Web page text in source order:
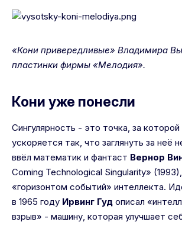
«Кони привередливые» Владимира
пластинки фирмы «Мелодия».
Кони уже понесли
Сингулярность - это точка, за которой
ускоряется так, что заглянуть за неё
ввёл математик и фантаст Вернор
Coming Technological Singularity»
«горизонтом событий» интеллекта.
в 1965 году Ирвинг Гуд описал
взрыв» - машину, которая улучшает